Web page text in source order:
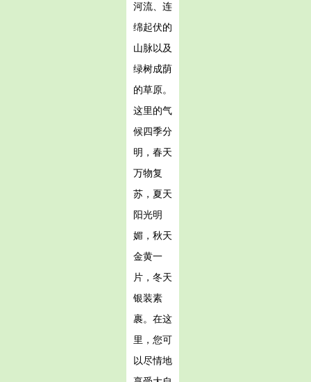
河流、连
绵起伏的
山脉以及
绿树成荫
的草原。
这里的气
候四季分
明，春天
万物复
苏，夏天
阳光明
媚，秋天
金黄一
片，冬天
银装素
裹。在这
里，您可
以尽情地